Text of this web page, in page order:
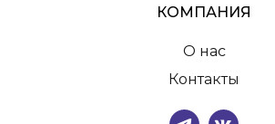
КОМПАНИЯ
О нас
Контакты